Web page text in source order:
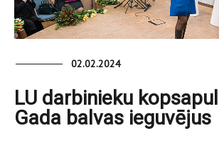
02.02.2024
LU darbinieku
Gada balvas ieguvējus